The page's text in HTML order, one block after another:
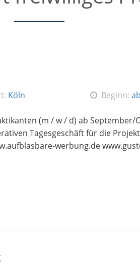
Köln Beginn:
(m / w / d) ab September/
Tagesgeschäft für die
werbung.de